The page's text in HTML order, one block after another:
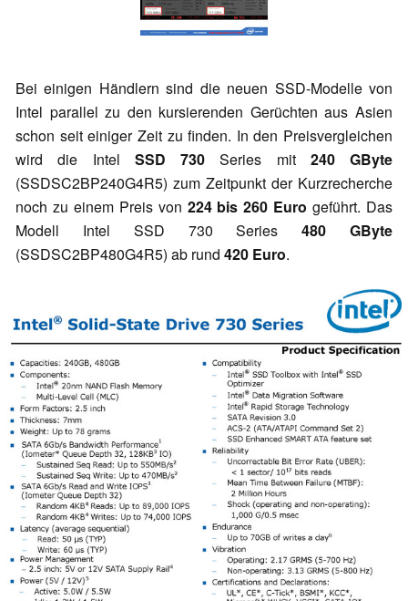
Bei einigen Händlern sind die neuen SSD-Modelle von
Intel parallel zu den kursierenden Gerüchten aus Asien
schon seit einiger Zeit zu finden. In den Preisvergleichen
wird die Intel SSD 730 Series mit 240 GByte
(SSDSC2BP240G4R5) zum Zeitpunkt der Kurzrecherche
noch zu einem Preis von 224 bis 260 Euro geführt. Das
Modell Intel SSD 730 Series480 GByte
(SSDSC2BP480G4R5) ab rund 420 Euro.